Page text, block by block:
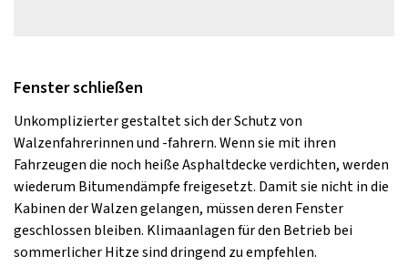
Fenster schließen
Unkomplizierter gestaltet sich der Schutz von
Walzenfahrerinnen und -fahrern. Wenn sie mit ihren
Fahrzeugen die noch heiße Asphaltdecke verdichten, werden
wiederum Bitumendämpfe freigesetzt. Damit sie nicht in die
Kabinen der Walzen gelangen, müssen deren Fenster
geschlossen bleiben. Klimaanlagen für den Betrieb bei
sommerlicher Hitze sind dringend zu empfehlen.